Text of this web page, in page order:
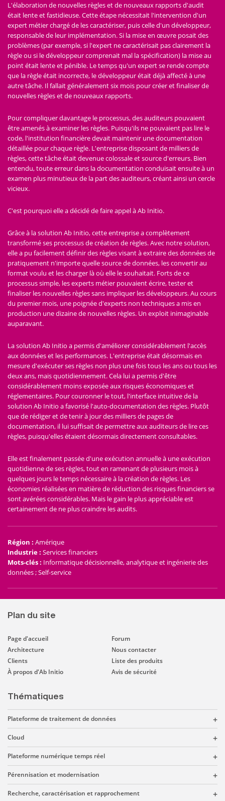
L'élaboration de nouvelles règles et de nouveaux rapports d'audit
était lente et fastidieuse. Cette étape nécessitait l'intervention d'un
expert métier chargé de les caractériser, puis celle d'un développeur,
responsable de leur implémentation. Si la mise en œuvre posait des
problèmes (par exemple, si l'expert ne caractérisait pas clairement la
règle ou si le développeur comprenait mal la spécification) la mise au
point était lente et pénible. Le temps qu'un expert se rende compte
que la règle était incorrecte, le développeur était déjà affecté à une
autre tâche. Il fallait généralement six mois pour créer et finaliser de
nouvelles règles et de nouveaux rapports.
Pour compliquer davantage le processus, des auditeurs pouvaient
être amenés à examiner les règles. Puisqu'ils ne pouvaient pas lire le
code, l'institution financière devait maintenir une documentation
détaillée pour chaque règle. L'entreprise disposant de milliers de
règles, cette tâche était devenue colossale et source d'erreurs. Bien
entendu, toute erreur dans la documentation conduisait ensuite à un
examen plus minutieux de la part des auditeurs, créant ainsi un cercle
vicieux.
C'est pourquoi elle a décidé de faire appel à Ab Initio.
Grâce à la solution Ab Initio, cette entreprise a complètement
transformé ses processus de création de règles. Avec notre solution,
elle a pu facilement définir des règles visant à extraire des données de
pratiquement n'importe quelle source de données, les convertir au
format voulu et les charger là où elle le souhaitait. Forts de ce
processus simple, les experts métier pouvaient écrire, tester et
finaliser les nouvelles règles sans impliquer les développeurs. Au cours
du premier mois, une poignée d'experts non techniques a mis en
production une dizaine de nouvelles règles. Un exploit inimaginable
auparavant.
La solution Ab Initio a permis d'améliorer considérablement l'accès
aux données et les performances. L'entreprise était désormais en
mesure d'exécuter ses règles non plus une fois tous les ans ou tous les
deux ans, mais quotidiennement. Cela lui a permis d'être
considérablement moins exposée aux risques économiques et
réglementaires. Pour couronner le tout, l'interface intuitive de la
solution Ab Initio a favorisé l'auto-documentation des règles. Plutôt
que de rédiger et de tenir à jour des milliers de pages de
documentation, il lui suffisait de permettre aux auditeurs de lire ces
règles, puisqu'elles étaient désormais directement consultables.
Elle est finalement passée d'une exécution annuelle à une exécution
quotidienne de ses règles, tout en ramenant de plusieurs mois à
quelques jours le temps nécessaire à la création de règles. Les
économies réalisées en matière de réduction des risques financiers se
sont avérées considérables. Mais le gain le plus appréciable est
certainement de ne plus craindre les audits.
Région : Amérique
Industrie: Services financiers
Mots-clés: Informatique décisionnelle, analytique et ingénierie des
données ; Self-service
Plan du site
Page d'accueil
Architecture
Clients
À propos d'Ab Initio
Forum
Nous contacter
Liste des produits
Avis de sécurité
Thématiques
Plateforme de traitement de données
Cloud
Plateforme numérique temps réel
Pérennisation et modernisation
Recherche, caractérisation et rapprochement